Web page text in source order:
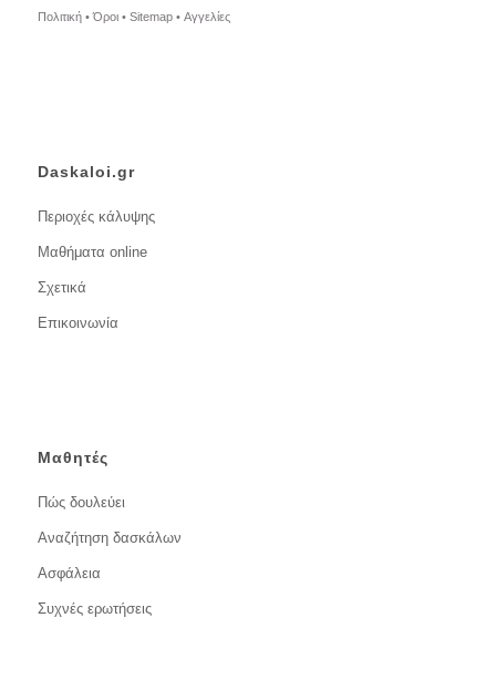
Πολιτική •Όροι • Sitemap • Αγγελίες
Daskaloi.gr
Περιοχές κάλυψης
Μαθήματα online
Σχετικά
Επικοινωνία
Μαθητές
Πώς δουλεύει
Αναζήτηση δασκάλων
Ασφάλεια
Συχνές ερωτήσεις